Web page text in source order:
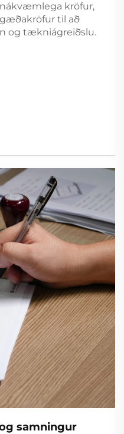
kröfur,
til að
og tækniágreiðslu.
samningur